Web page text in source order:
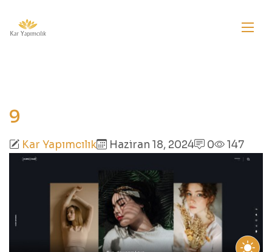
9
Kar Yapımcılık Haziran 18, 2024 0 147